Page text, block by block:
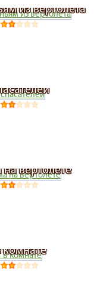
из вертолета
вертолете
комнате